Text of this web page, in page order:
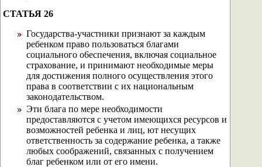
СТАТЬЯ 26
Государства-участники признают за каждым
ребенком право пользоваться благами
социального о6еспечения, включая социальное
страхование, и принимают необходимые меры
для достижения полного осуществления этого
права в соответствии с их национальным
законодательством.
Эти блага по мере необходимости
предоставляются с учетом имеющихся ресурсов и
возможностей ребенка и лиц, ют несущих
ответственность за содержание ребенка, а также
любых соображений, связанных с получением
благ ребенком или от его имени.